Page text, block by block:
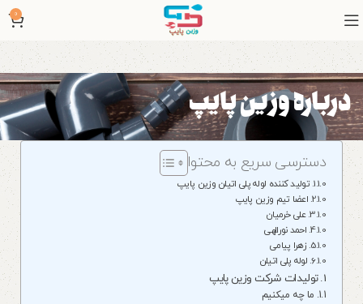
0
درباره وزین پایپ
دسترسی سریع به محتوا
تولید کننده لوله پلی اتیلن وزین پایپ
اعضا تیم وزین پایپ
علی خرمیان
احمد نورالهی
زهرا پیامی
لوله پلی اتیلن
تولیدات شرکت وزین پایپ
ما چه میکنیم